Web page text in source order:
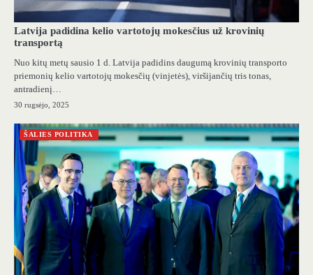
Latvija padidina kelio vartotojų mokesčius už krovinių
transportą
Nuo kitų metų sausio 1 d. Latvija padidins daugumą krovinių transporto
priemonių kelio vartotojų mokesčių (vinjetės), viršijančių tris tonas,
antradienį…
30 rugsėjo, 2025
ŠALIES POLITIKA